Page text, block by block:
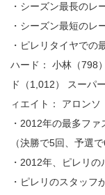
・シーズン最長のレ
・シーズン最短のレ
・ピレリタイヤでの
ハード： 小林（798
ド（1,012） スーパ
ィエイト： アロンソ
・2012年の最多フ
（決勝で5回、予選で
・2012年、ピレリ
・ピレリのスタッフ